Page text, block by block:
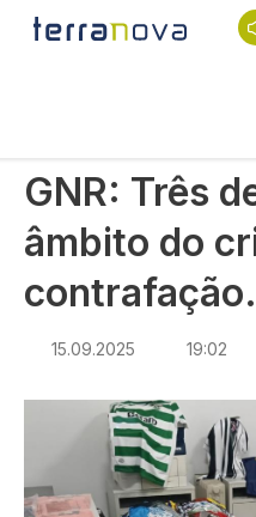
Passar para o conteúdo
Navegação
Início
GNR: Três detidos no
GNR: Três
âmbito do
contrafação.
15.09.2025 19:02